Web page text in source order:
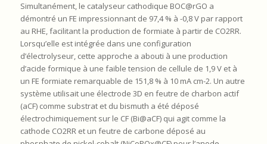
Simultanément, le catalyseur cathodique BOC@rGO a
démontré un FE impressionnant de 97,4 % à -0,8 V par rapport
au RHE, facilitant la production de formiate à partir de CO2RR.
Lorsqu’elle est intégrée dans une configuration
d’électrolyseur, cette approche a abouti à une production
d’acide formique à une faible tension de cellule de 1,9 V et à
un FE formiate remarquable de 151,8 % à 10 mA cm-2. Un autre
système utilisait une électrode 3D en feutre de charbon actif
(aCF) comme substrat et du bismuth a été déposé
électrochimiquement sur le CF (Bi@aCF) qui agit comme la
cathode CO2RR et un feutre de carbone déposé au